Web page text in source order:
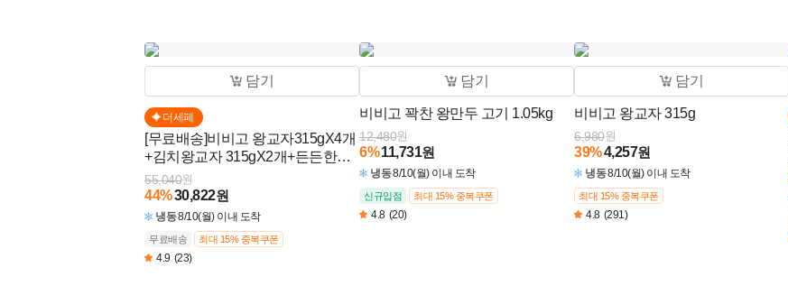
담기
더세페
[무료배송]비비고 왕교자315gX4개
+김치왕교자 315gX2개+든든한섬
만두320gX2개 (총 8개)
44%30,822원
55,040원
냉동8/10(월) 이내 도착
무료배송 최대 15% 중복쿠폰
4.9 (23)
담기
비비고 꽉찬 왕만두 고기 1.05kg
6%11,731원
12,480원
냉동8/10(월) 이내 도착
신규입점 최대 15% 중복쿠폰
4.8 (20)
담기
비비고 왕교자 315g
39%4,257원
6,980원
냉동8/10(월) 이내 도착
최대 15% 중복쿠폰
4.8 (291)